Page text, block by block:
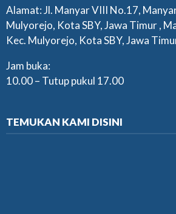
Alamat: Jl. Manyar VIII No.17,
Mulyorejo, Kota SBY, Jawa Timur ,
Kec. Mulyorejo, Kota SBY, Jawa
Jam buka:
10.00 – Tutup pukul 17.00
TEMUKAN KAMI DISINI